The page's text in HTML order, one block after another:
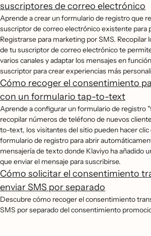
suscriptores de correo electrónico
Aprende a crear un formulario de registro que
suscriptor de correo electrónico existente para
Registrarse para marketing por SMS.
de tu suscriptor de correo electrónico te
varios canales y adaptar los mensajes en
suscriptor para crear experiencias más
Cómo recoger el consentimiento
con un formulario tap-to-text
Aprende a configurar un formulario de registro
recopilar números de teléfono de nuevos
to-text, los visitantes del sitio pueden hacer
formulario de registro para abrir
mensajería de texto donde Klaviyo ha añadido
que enviar el mensaje para suscribirse.
Cómo solicitar el consentimiento
enviar SMS por separado
Descubre cómo recoger el consentimiento
SMS por separado del consentimiento